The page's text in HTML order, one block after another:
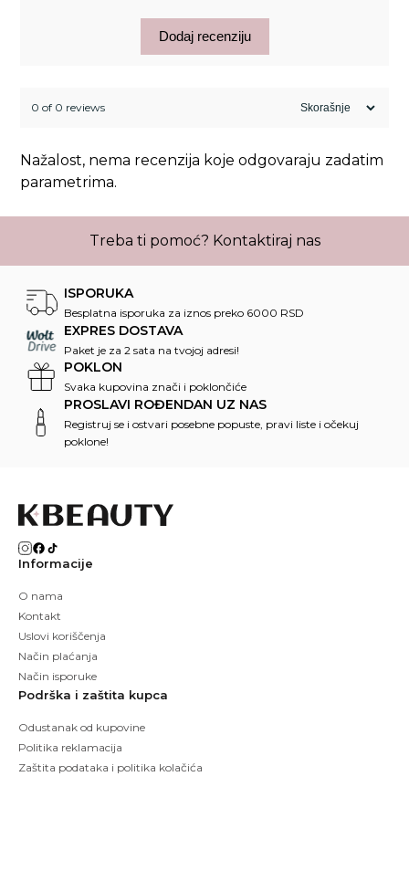
Dodaj recenziju
0 of 0 reviews
Nažalost, nema recenzija koje odgovaraju zadatim
parametrima.
Treba ti pomoć? Kontaktiraj nas
ISPORUKA
Besplatna isporuka za iznos preko 6000 RSD
EXPRES DOSTAVA
Paket je za 2 sata na tvojoj adresi!
POKLON
Svaka kupovina znači i poklončiće
PROSLAVI ROĐENDAN UZ NAS
Registruj se i ostvari posebne popuste, pravi liste i očekuj
poklone!
Informacije
O nama
Kontakt
Uslovi koriščenja
Način plaćanja
Način isporuke
Podrška i zaštita kupca
Odustanak od kupovine
Politika reklamacija
Zaštita podataka i politika kolačića